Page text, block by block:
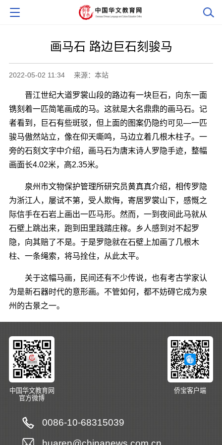
画马石 路边巨石刻骏马
2022-05-02 11:34 来源：本站
晋江世纪大道罗裳山段的路边有一块巨石，向东一面
镌刻着一匹简笔画成的马。这就是大名鼎鼎的画马石。记
者看到，巨石有些斑驳，但上面的图案仍隐约可见―一匹
骏马傲然站立，像在仰天嘶鸣，马边立着几根木柱子。一
旁的石刻文字中介绍，画马石为唐末诗人罗隐手迹，整幅
画面长4.02米，高2.35米。
泉州市文物保护管理所研究员黄真真介绍，相传罗隐
为浙江人，屡试不第，受人欺侮，寄居罗裳山下，感慨之
际信手在石岩上画出一匹马形。然而，一到夜间此马就从
石壁上跳出来，跑到田里践踏庄稼。乡人感到对不起罗
隐，向其赔了不是。于是罗隐就在石壁上加画了几根木
柱、一条绳索，将马拴住，从此太平。
关于这幅马画，民间还有不少传说，也有考古学家认
为是新石器时代的意形画。不管如何，都不妨碍它成为泉
州的古景之一。
中国华文教育网
官方微博
侨宝客户端
0086-10-68315039